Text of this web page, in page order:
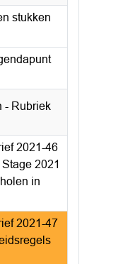
stukken
- Rubriek
2021-46
2021
in
2021-47